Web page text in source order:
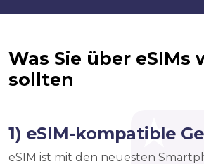
Was Sie über eSIMs
sollten
1) eSIM-kompatible
eSIM ist mit den neuesten